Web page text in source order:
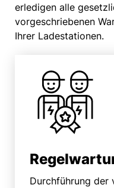
erledigen alle
vorgeschriebenen
Ihrer Ladestationen.
Durchführung der